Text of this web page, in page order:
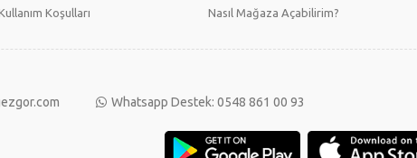
Koşulları
Nasıl Mağaza Açabilirim?
Whatsapp Destek: 0548 861 00 93